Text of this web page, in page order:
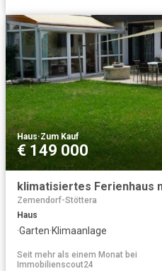
Haus·Zum Kauf
€ 149 000
Zemendorf-Stöttera
Haus
·Garten·Klimaanlage
Seit mehr als einem Monat bei
Immobilienscout24